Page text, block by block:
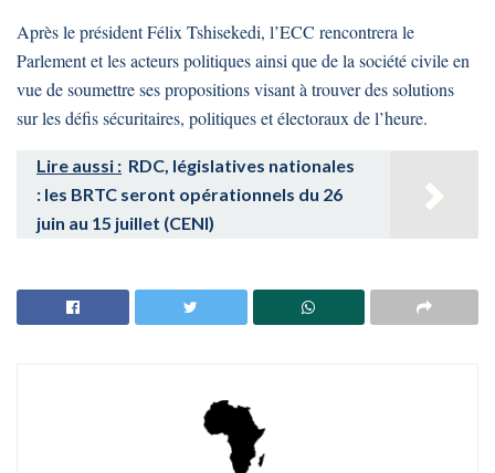
Après le président Félix Tshisekedi, l’ECC rencontrera le
Parlement et les acteurs politiques ainsi que de la société civile en
vue de soumettre ses propositions visant à trouver des solutions
sur les défis sécuritaires, politiques et électoraux de l’heure.
Lire aussi : RDC, législatives nationales
: les BRTC seront opérationnels du 26
juin au 15 juillet (CENI)